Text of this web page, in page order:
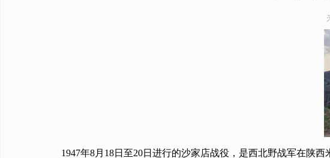
1947年8月18日至20日进行的沙家店战役，是西北野战军在陕